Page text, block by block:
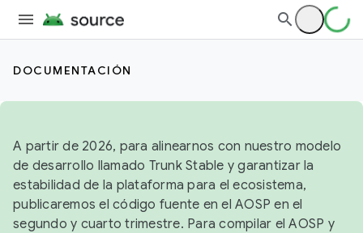
DOCUMENTACIÓN
A partir de 2026, para alinearnos con nuestro modelo
de desarrollo llamado Trunk Stable y garantizar la
estabilidad de la plataforma para el ecosistema,
publicaremos el código fuente en el AOSP en el
segundo y cuarto trimestre. Para compilar el AOSP y